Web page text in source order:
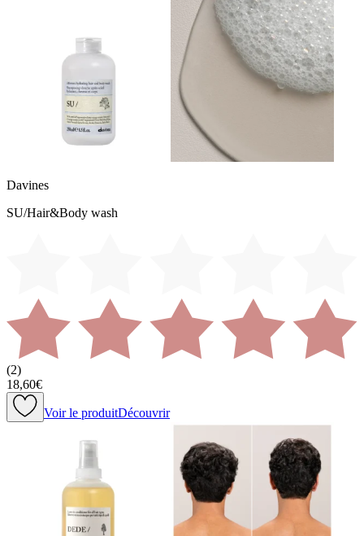
Davines
SU/Hair&Body wash
(2)
18,60€
Voir le produitDécouvrir